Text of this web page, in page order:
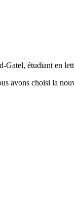
Gatel, étudiant en
avons choisi la